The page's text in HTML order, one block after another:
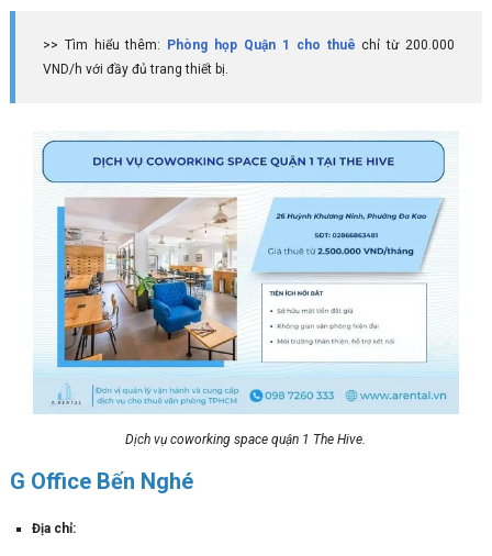
>> Tìm hiểu thêm: Phòng họp Quận 1 cho thuê chỉ từ 200.000
VND/h với đầy đủ trang thiết bị.
Dịch vụ coworking space quận 1 The Hive.
G Office Bến Nghé
Địa chỉ: